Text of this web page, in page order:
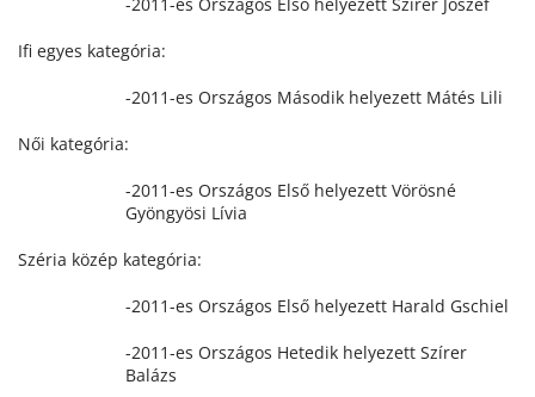
-2011-es Országos Első helyezett Szírer Jószef
Ifi egyes kategória:
-2011-es Országos Második helyezett Mátés Lili
Női kategória:
-2011-es Országos Első helyezett Vörösné
Gyöngyösi Lívia
Széria közép kategória:
-2011-es Országos Első helyezett Harald Gschiel
-2011-es Országos Hetedik helyezett Szírer
Balázs